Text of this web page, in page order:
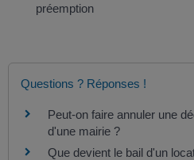
préemption
Questions ? Réponses !
Peut-on faire annuler une
d'une mairie ?
Que devient le bail d'un